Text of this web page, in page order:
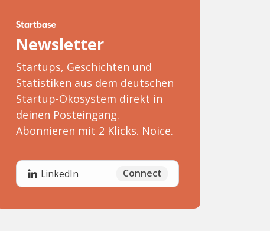
Newsletter
Startups, Geschichten und
Statistiken aus dem deutschen
Startup-Ökosystem direkt in
deinen Posteingang.
Abonnieren mit 2 Klicks. Noice.
LinkedIn Connect